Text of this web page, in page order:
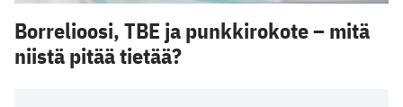
Borrelioosi, TBE ja punkkirokote – mitä
niistä pitää tietää?